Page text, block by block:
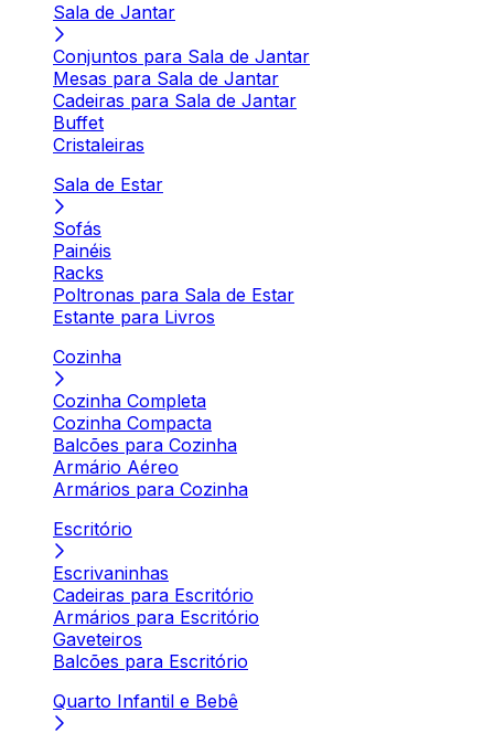
Sala de Jantar
Conjuntos para Sala de Jantar
Mesas para Sala de Jantar
Cadeiras para Sala de Jantar
Buffet
Cristaleiras
Sala de Estar
Sofás
Painéis
Racks
Poltronas para Sala de Estar
Estante para Livros
Cozinha
Cozinha Completa
Cozinha Compacta
Balcões para Cozinha
Armário Aéreo
Armários para Cozinha
Escritório
Escrivaninhas
Cadeiras para Escritório
Armários para Escritório
Gaveteiros
Balcões para Escritório
Quarto Infantil e Bebê